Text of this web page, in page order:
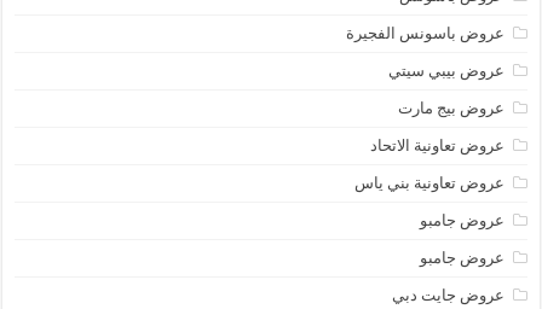
عروض باسونس الفجيرة
عروض بيبي سيتي
عروض بيج مارت
عروض تعاونية الاتحاد
عروض تعاونية بني ياس
عروض جامبو
عروض جامبو
عروض جايت دبي